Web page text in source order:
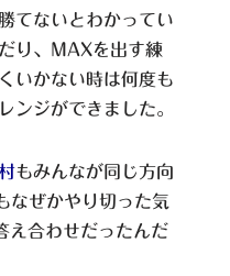
てないとわかってい
り、MAXを出す練
いかない時は何度も
ンジができました。
もみんなが同じ方向
なぜかやり切った気
え合わせだったんだ